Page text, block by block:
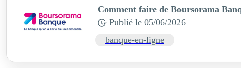
Comment faire de Boursorama
Publié le 05/06/2026
banque-en-ligne